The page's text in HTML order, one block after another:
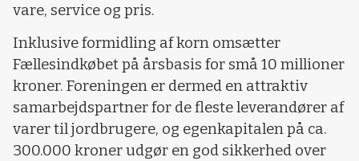
vare, service og pris.
Inklusive formidling af korn omsætter
Fællesindkøbet på årsbasis for små 10 millioner
kroner. Foreningen er dermed en attraktiv
samarbejdspartner for de fleste leverandører af
varer til jordbrugere, og egenkapitalen på ca.
300.000 kroner udgør en god sikkerhed over